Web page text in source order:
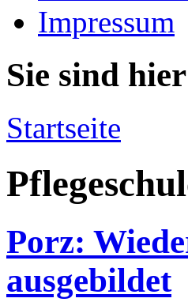
Impressum
Sie sind hier
Startseite
Porz:
ausgebildet